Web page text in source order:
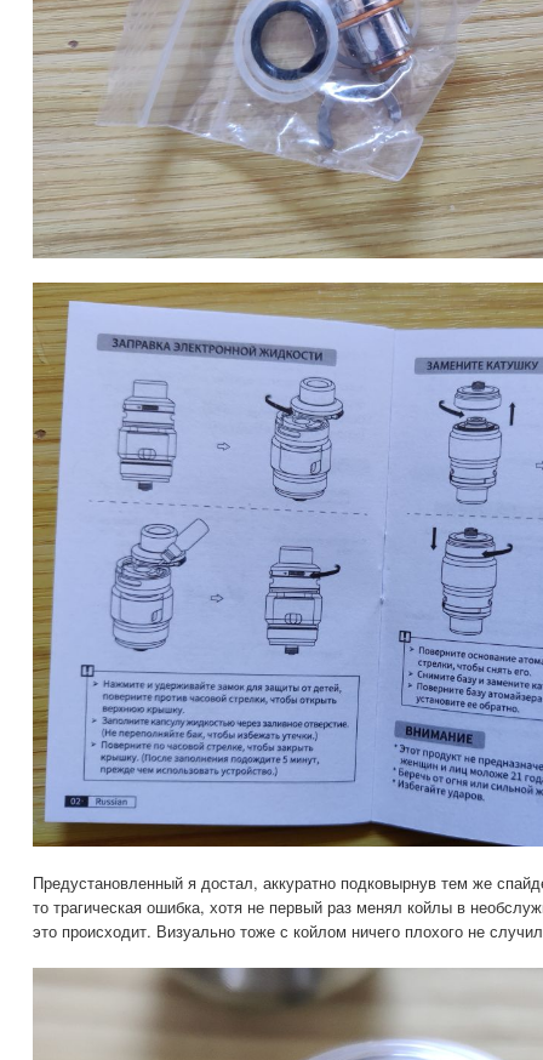
Предустановленный я достал, аккуратно подковырнув тем же
то трагическая ошибка, хотя не первый раз менял койлы в
это происходит. Визуально тоже с койлом ничего плохого не